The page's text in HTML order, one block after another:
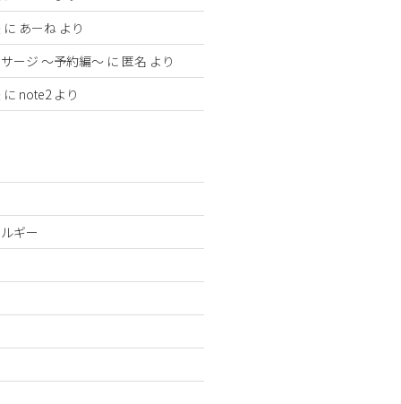
に あーねより
ージ 〜予約編〜に 匿名 より
に note2より
ギー